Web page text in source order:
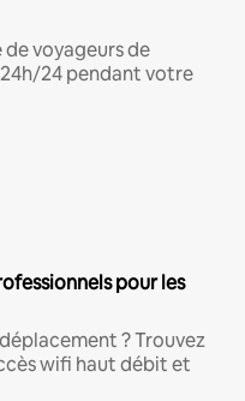
voyageurs de
24 pendant votre
pour les
? Trouvez
wifi haut débit et